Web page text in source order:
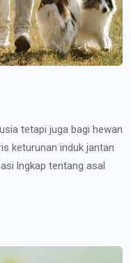
tetapi juga bagi hewan
keturunan induk jantan
lngkap tentang asal